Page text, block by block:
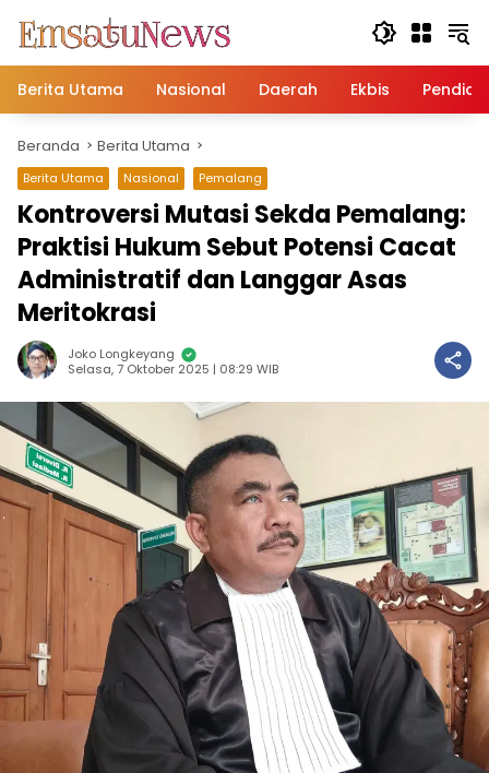
konten
Berita Utama
Nasional Daerah Ekbis
Beranda Berita Utama
Berita Utama Nasional Pemalang
Kontroversi Mutasi Sekda Pemalang:
Praktisi Hukum Sebut Potensi Cacat
Administratif dan Langgar Asas
Meritokrasi
Joko Longkeyang
Selasa, 7 Oktober 2025 | 08:29 WIB